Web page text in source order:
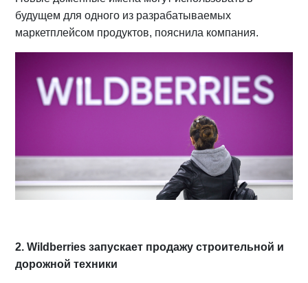
будущем для одного из разрабатываемых
маркетплейсом продуктов, пояснила компания.
2. Wildberries запускает продажу строительной и
дорожной техники